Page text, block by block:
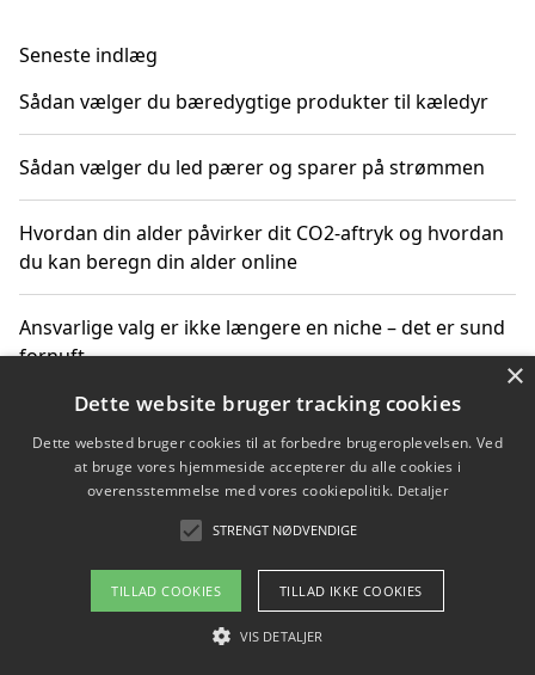
Seneste indlæg
Sådan vælger du bæredygtige produkter til kæledyr
Sådan vælger du led pærer og sparer på strømmen
Hvordan din alder påvirker dit CO2-aftryk og hvordan
du kan beregn din alder online
Ansvarlige valg er ikke længere en niche – det er sund
fornuft
Sådan kan du handle bæredygtigt og bestil med
faktura
Om / kontakt
Blog Betingelser
×
Dette website bruger tracking cookies
Dette websted bruger cookies til at forbedre brugeroplevelsen. Ved
at bruge vores hjemmeside accepterer du alle cookies i
overensstemmelse med vores cookiepolitik. Detaljer
STRENGT NØDVENDIGE
TILLAD COOKIES TILLAD IKKE COOKIES
VIS DETALJER